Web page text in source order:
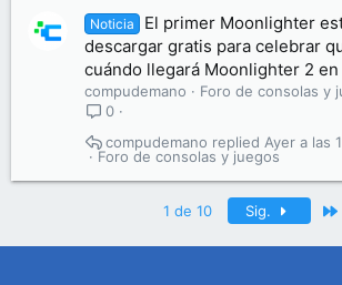
Noticia
El primer Moonlighter
descargar gratis para celebrar
cuándo llegará Moonlighter 2
compudemano
Foro de consolas y
0
Foro de consolas y juegos
Ayer a las
compudemano
1 de 10 Sig.